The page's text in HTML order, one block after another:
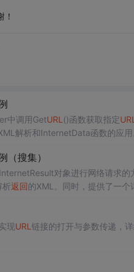
！
中调用GetURL ()函数获取指定URL
解析和InternetData函数的应用
（搜集）
对象进行网络请求的
析返回的XML。同时，提供了一个
现URL 链接的打开与参数传递，